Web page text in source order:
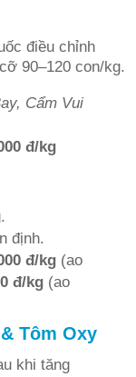
điều chỉnh
90–120 con/kg.
Cẩm Vui
đ/kg
định.
đ/kg(ao
đ/kg(ao
Tôm Oxy
khi tăng